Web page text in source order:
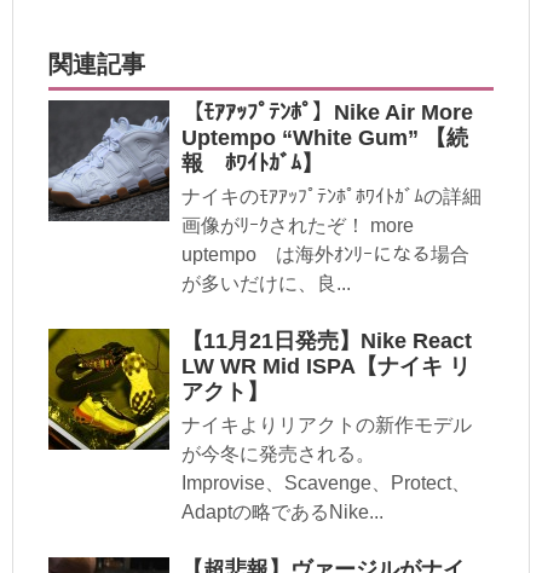
関連記事
【ﾓｱｱｯﾌﾟﾃﾝﾎﾟ】Nike Air More
Uptempo “White Gum” 【続
報 ﾎﾜｲﾄｶﾞﾑ】
ナイキのﾓｱｱｯﾌﾟﾃﾝﾎﾟﾎﾜｲﾄｶﾞﾑの詳細
画像がﾘｰｸされたぞ！ more
uptempo は海外ｵﾝﾘｰになる場合
が多いだけに、良...
【11月21日発売】Nike React
LW WR Mid ISPA【ナイキ リ
アクト】
ナイキよりリアクトの新作モデル
が今冬に発売される。
Improvise、Scavenge、Protect、
Adaptの略であるNike...